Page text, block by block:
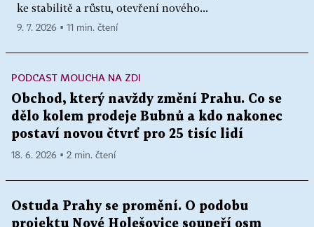
ke stabilitě a růstu, otevření nového...
9. 7. 2026 ▪ 11 min. čtení
PODCAST MOUCHA NA ZDI
Obchod, který navždy změní Prahu. Co se
dělo kolem prodeje Bubnů a kdo nakonec
postaví novou čtvrť pro 25 tisíc lidí
18. 6. 2026 ▪ 2 min. čtení
Ostuda Prahy se promění. O podobu
projektu Nové Holešovice soupeří osm